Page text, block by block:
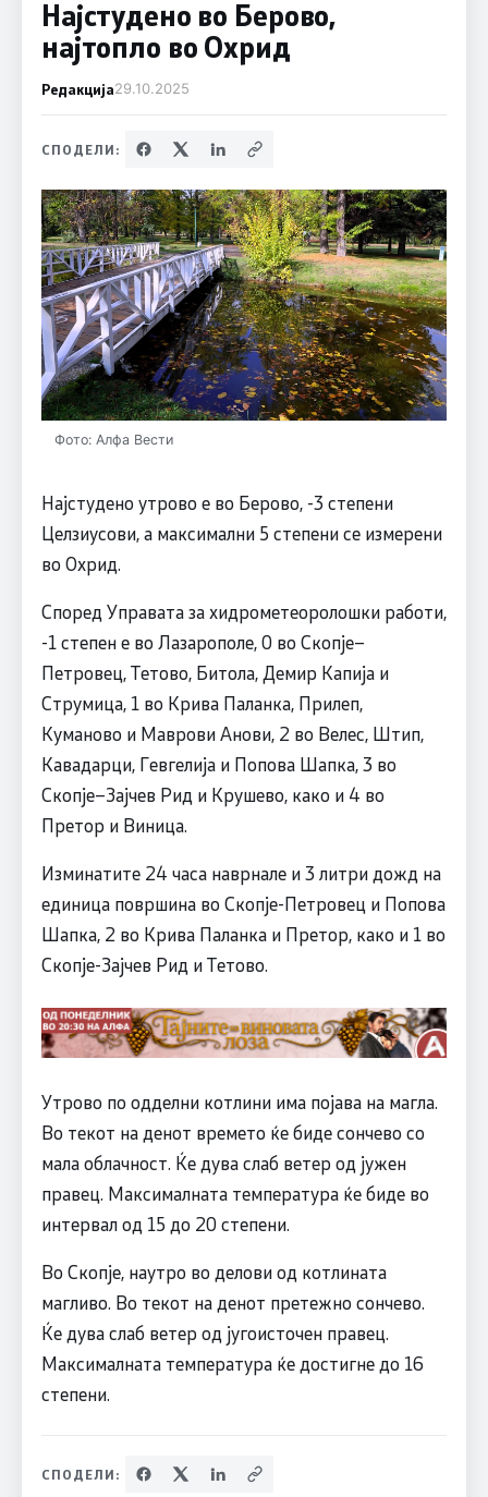
Најстудено во Берово,
најтопло во Охрид
Редакција29.10.2025
СПОДЕЛИ:
Фото: Алфа Вести
Најстудено утрово е во Берово, -3 степени
Целзиусови, а максимални 5 степени се измерени
во Охрид.
Според Управата за хидрометеоролошки работи,
-1 степен е во Лазарополе, 0 во Скопје–
Петровец, Тетово, Битола, Демир Капија и
Струмица, 1 во Крива Паланка, Прилеп,
Куманово и Маврови Анови, 2 во Велес, Штип,
Кавадарци, Гевгелија и Попова Шапка, 3 во
Скопје–Зајчев Рид и Крушево, како и 4 во
Претор и Виница.
Изминатите 24 часа наврнале и 3 литри дожд на
единица површина во Скопје-Петровец и Попова
Шапка, 2 во Крива Паланка и Претор, како и 1 во
Скопје-Зајчев Рид и Тетово.
Утрово по одделни котлини има појава на магла.
Во текот на денот времето ќе биде сончево со
мала облачност. Ќе дува слаб ветер од јужен
правец. Максималната температура ќе биде во
интервал од 15 до 20 степени.
Во Скопје, наутро во делови од котлината
магливо. Во текот на денот претежно сончево.
Ќе дува слаб ветер од југоисточен правец.
Максималната температура ќе достигне до 16
степени.
СПОДЕЛИ: